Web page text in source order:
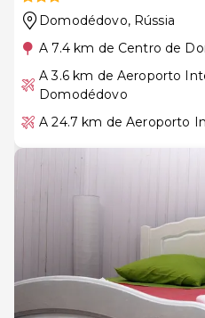
Domodédovo, Rússia
A 7.4 km de Centro de
A 3.6 km de Aeroporto
Domodédovo
A 24.7 km de Aeroporto